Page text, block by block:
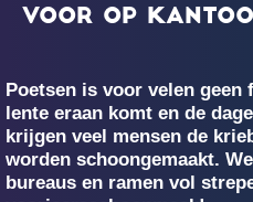
voor op
Poetsen is voor velen
lente eraan komt en de
krijgen veel mensen de
worden schoongemaakt.
bureaus en ramen vol